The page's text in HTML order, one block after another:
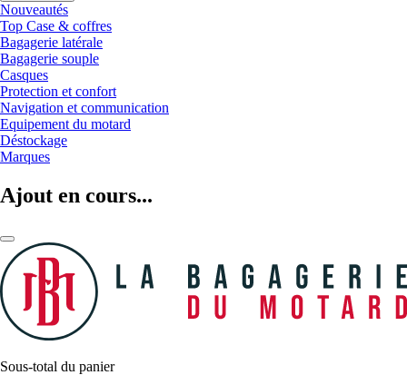
Nouveautés
Top Case & coffres
Bagagerie latérale
Bagagerie souple
Casques
Protection et confort
Navigation et communication
Equipement du motard
Déstockage
Marques
Ajout en cours...
Sous-total du panier